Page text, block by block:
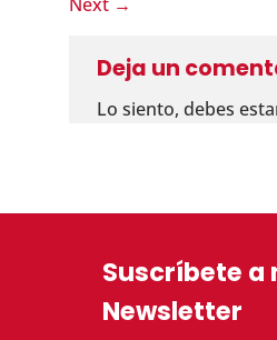
Deja un
Lo siento, debes
Suscríbete a
Newsletter